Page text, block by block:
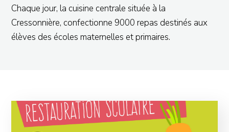
Chaque jour, la cuisine centrale située à la
Cressonnière, confectionne 9000 repas destinés aux
élèves des écoles maternelles et primaires.